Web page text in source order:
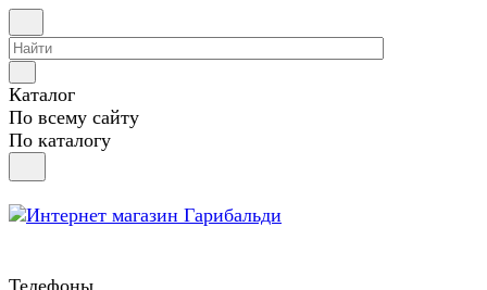
Каталог
По всему сайту
По каталогу
Телефоны